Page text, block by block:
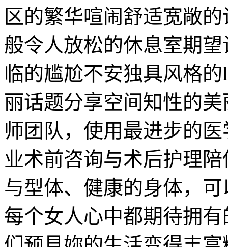
区的繁华喧闹舒适宽敞
般令人放松的休息室期
临的尴尬不安独具风格的
丽话题分享空间知性的
师团队，使用最进步的
业术前咨询与术后护理
与型体、健康的身体，
每个女人心中都期待拥